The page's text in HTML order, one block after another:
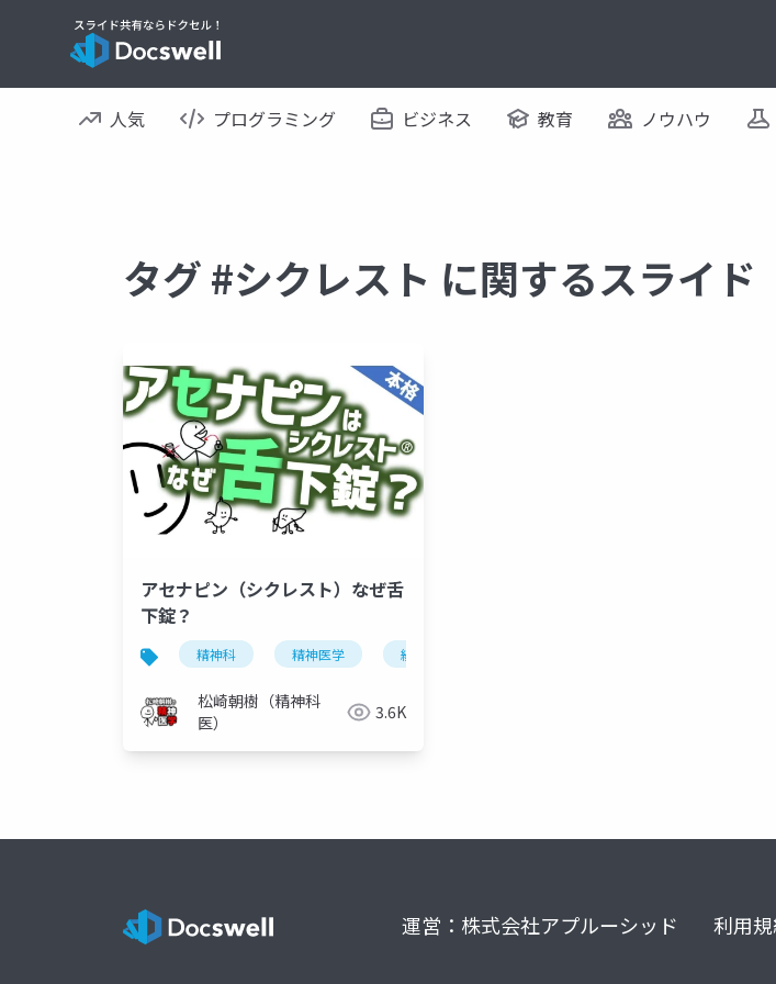
人気 プログラミング ビジネス 教育 ノウハウ
タグ #シクレスト に関するスライド
アセナピン（シクレスト）なぜ舌
下錠？
精神科 精神医学 統合失調症
松崎朝樹（精神科
医）
3.6K
運営：株式会社アプルーシッド 利用